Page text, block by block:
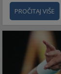
PROČITAJ VIŠE